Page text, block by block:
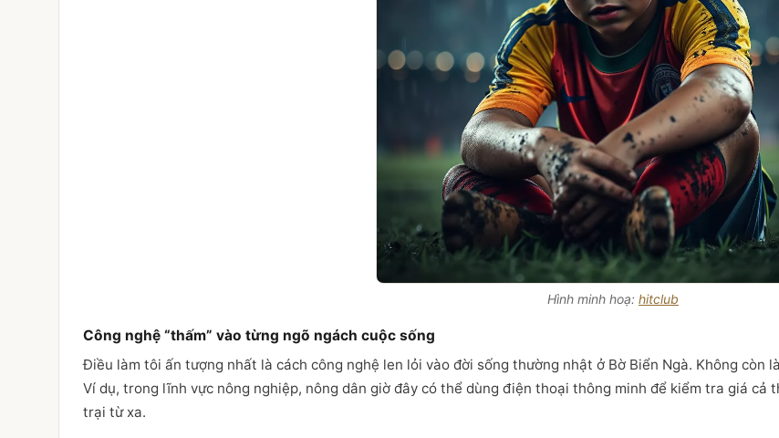
Hình minh hoạ: hitclub
Công nghệ “thấm” vào từng ngõ ngách cuộc sống
Điều làm tôi ấn tượng nhất là cách công nghệ len lỏi vào đời sống thường nhật ở Bờ Biển Ngà. Không còn
Ví dụ, trong lĩnh vực nông nghiệp, nông dân giờ đây có thể dùng điện thoại thông minh để kiểm tra giá
trại từ xa.